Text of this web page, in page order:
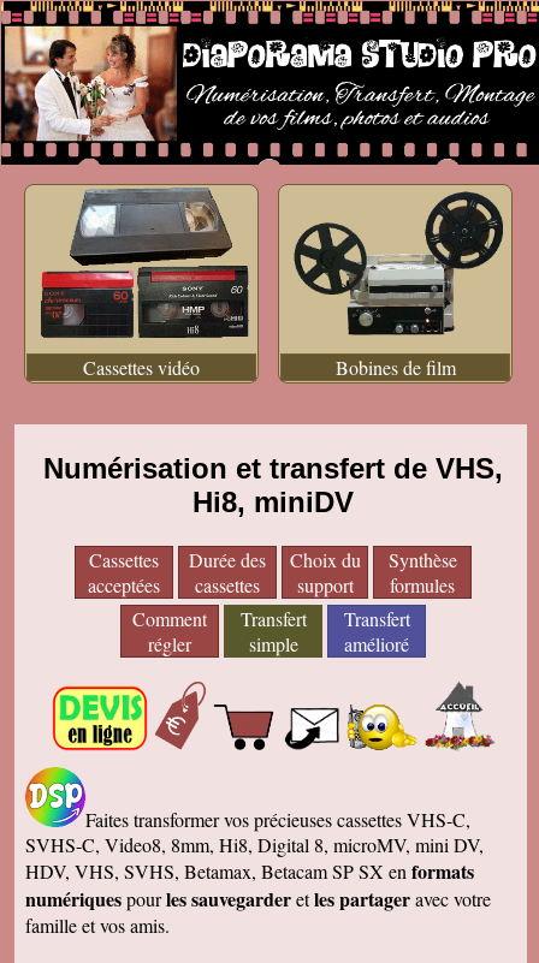
Cassettes vidéo Bobines de film
Numérisation et transfert de VHS,
Hi8, miniDV
Cassettes
acceptées
Durée des
cassettes
Choix du
support
Synthèse
formules
Comment
régler
Transfert
simple
Transfert
amélioré
Faites transformer vos précieuses cassettes VHS-C,
SVHS-C, Video8, 8mm, Hi8, Digital 8, microMV, mini DV,
HDV, VHS, SVHS, Betamax, Betacam SP SX en formats
numériquespourles sauvegarderetles partageravec votre
famille et vos amis.